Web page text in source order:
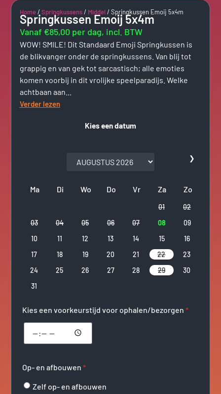
Home/ Springkussens/ Middel/ Springkussen Emoij 5x4m
Springkussen Emoij 5x4m
Vanaf €85,00 per dag, incl. BTW
WOW! SMILE! Dit Standaard Emoji Springkussen is
de blikvanger onder de springkussens. Van blij tot
grappig en van gek tot sarcastisch; alle emoties
komen voorbij in dit vrolijke speelparadijs. Welke
achtbaan aan...
Verder lezen
❯
Ma Di Wo Do Vr Za Zo
01
02
03
04 05 06 07 08
09
10
11 12 13 14 15
16
17
18 19 20 21 22
23
24
25 26 27 28 29
30
31
Kies een datum
Kies een voorkeurstijd voor ophalen/bezorgen *
Op- en afbouwen *
Zelf op- en afbouwen